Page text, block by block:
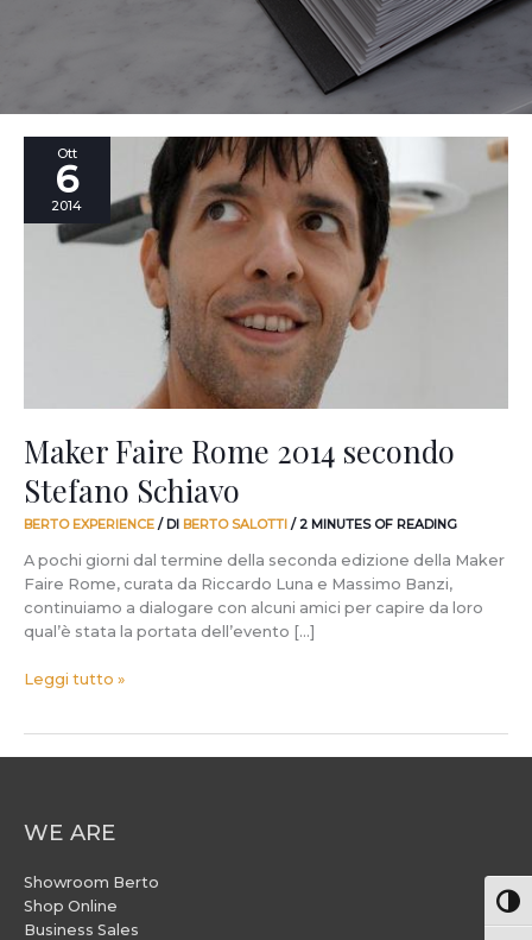
Ott
6
2014
Maker Faire Rome 2014 secondo
Stefano Schiavo
BERTO EXPERIENCE / DI BERTO SALOTTI /2 MINUTES OF READING
A pochi giorni dal termine della seconda edizione della Maker
Faire Rome, curata da Riccardo Luna e Massimo Banzi,
continuiamo a dialogare con alcuni amici per capire da loro
qual’è stata la portata dell’evento […]
Maker
Faire
Rome
secondo
Leggi tutto »
WE ARE
Showroom Berto
Shop Online
Business Sales